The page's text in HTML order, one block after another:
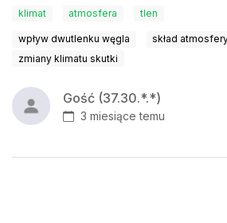
klimat atmosfera tlen
wpływ dwutlenku węgla
skład
zmiany klimatu skutki
Gość (37.30.*.*)
3 miesiące temu